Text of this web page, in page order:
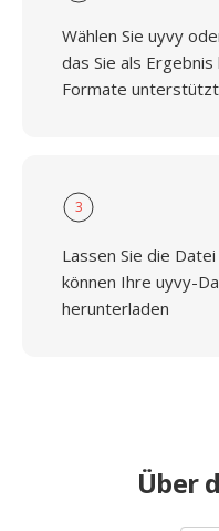
Wählen Sie uyvy
das Sie als
Formate
3
Lassen Sie die
können Ihre uyvy-
herunterladen
Über